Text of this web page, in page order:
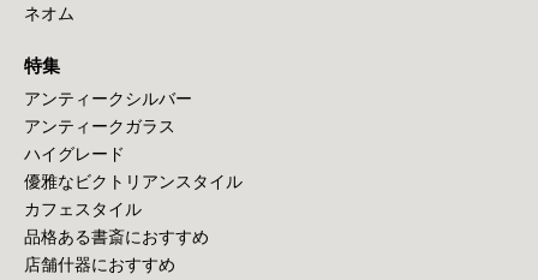
ネオム
特集
アンティークシルバー
アンティークガラス
ハイグレード
優雅なビクトリアンスタイル
カフェスタイル
品格ある書斎におすすめ
店舗什器におすすめ